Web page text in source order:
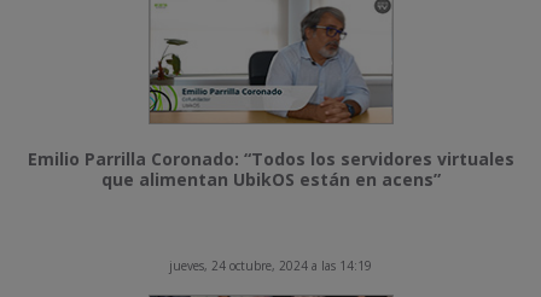
Emilio Parrilla Coronado: “Todos los servidores virtuales
que alimentan UbikOS están en acens”
jueves, 24 octubre, 2024 a las 14:19